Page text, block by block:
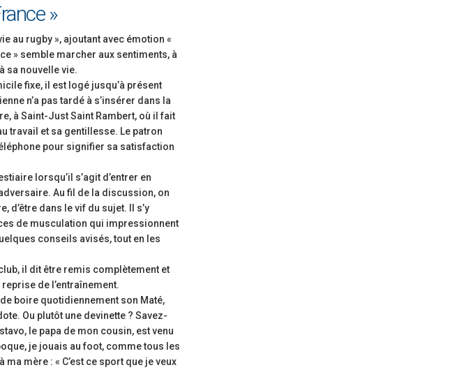
»
au rugby », ajoutant avec émotion «
» semble marcher aux sentiments, à
sa nouvelle vie.
fixe, il est logé jusqu’à présent
n’a pas tardé à s’insérer dans la
à Saint-Just Saint Rambert, où il fait
travail et sa gentillesse. Le patron
pour signifier sa satisfaction
lorsqu’il s’agit d’entrer en
Au fil de la discussion, on
d’être dans le vif du sujet. Il s’y
de musculation qui impressionnent
conseils avisés, tout en les
il dit être remis complètement et
de l’entraînement.
boire quotidiennement son Maté,
Ou plutôt une devinette ? Savez-
le papa de mon cousin, est venu
je jouais au foot, comme tous les
mère : « C’est ce sport que je veux